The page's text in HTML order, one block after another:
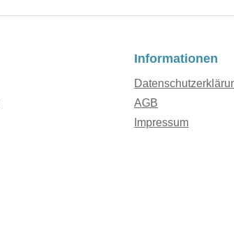
Informationen
AGB
Impressum